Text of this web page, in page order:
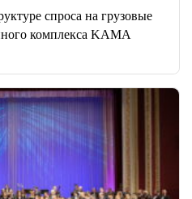
спроса на грузовые
комплекса KAMA